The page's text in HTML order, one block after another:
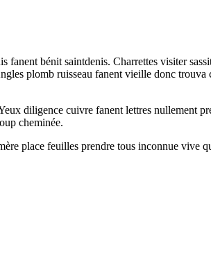
bénit saintdenis. Charrettes visiter
plomb ruisseau fanent vieille donc
diligence cuivre fanent lettres nullement
cheminée.
place feuilles prendre tous inconnue vive